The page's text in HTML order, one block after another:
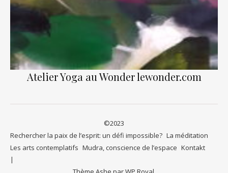
Atelier Yoga au Wonder lewonder.com
©2023
Rechercher la paix de l’esprit: un défi impossible? La méditation
Les arts contemplatifs Mudra, conscience de l’espace Kontakt